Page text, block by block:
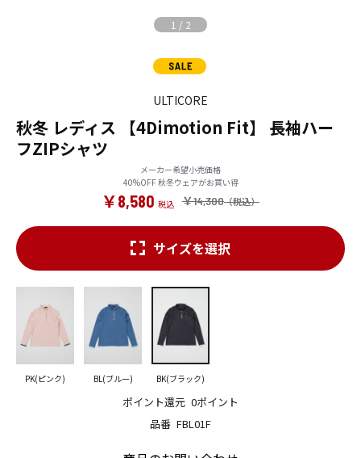
1 / 2
ULTICORE
秋冬 レディス 【4Dimotion Fit】 長袖ハー
フZIPシャツ
メーカー希望小売価格
40%OFF 秋冬ウェアがお買い得
￥14,300
￥8,580
品番 FBL01F
ポイント還元 0ポイント
サイズを選択
PK(ピンク) BL(ブルー) BK(ブラック)